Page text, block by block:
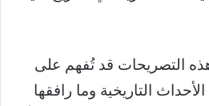
التصريحات قد تُفهم على
التاريخية وما رافقها